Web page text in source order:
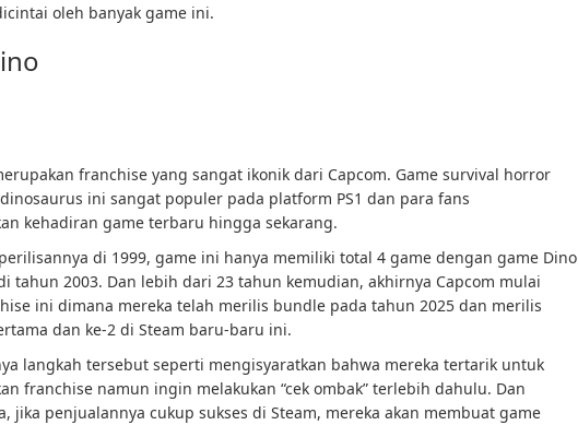
oleh banyak game ini.
franchise yang sangat ikonik dari Capcom. Game survival horror
ini sangat populer pada platform PS1 dan para fans
kehadiran game terbaru hingga sekarang.
di 1999, game ini hanya memiliki total 4 game dengan game Dino
tahun 2003. Dan lebih dari 23 tahun kemudian, akhirnya Capcom mulai
ini dimana mereka telah merilis bundle pada tahun 2025 dan merilis
dan ke-2 di Steam baru-baru ini.
langkah tersebut seperti mengisyaratkan bahwa mereka tertarik untuk
franchise namun ingin melakukan “cek ombak” terlebih dahulu. Dan
jika penjualannya cukup sukses di Steam, mereka akan membuat game